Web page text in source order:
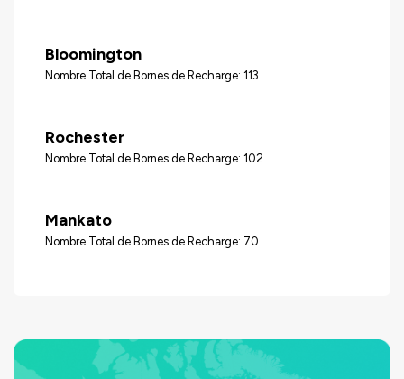
Bloomington
Nombre Total de Bornes de Recharge: 113
Rochester
Nombre Total de Bornes de Recharge: 102
Mankato
Nombre Total de Bornes de Recharge: 70